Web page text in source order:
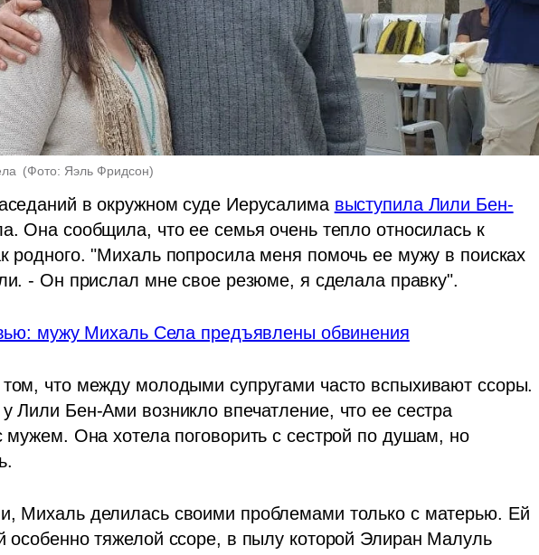
(Фото: Яэль Фридсон)
в окружном суде Иерусалима выступила Лили Бен-
Она сообщила, что ее семья очень тепло относилась к
родного. "Михаль попросила меня помочь ее мужу в поисках
- Он прислал мне свое резюме, я сделала правку".
мужу Михаль Села предъявлены обвинения
что между молодыми супругами часто вспыхивают ссоры.
Лили Бен-Ами возникло впечатление, что ее сестра
мужем. Она хотела поговорить с сестрой по душам, но
Михаль делилась своими проблемами только с матерью. Ей
особенно тяжелой ссоре, в пылу которой Элиран Малуль